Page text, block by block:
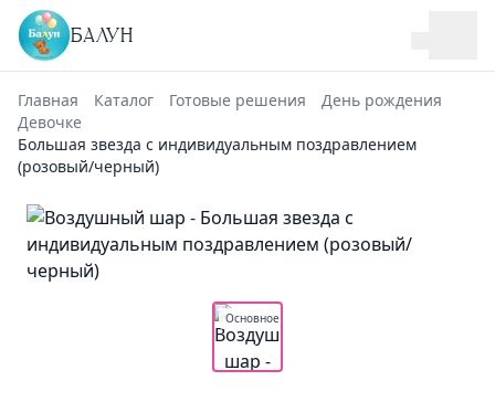
БАЛУН
Главная Каталог Готовые решения
День рождения
Девочке
Большая звезда с индивидуальным поздравлением
(розовый/черный)
Основное